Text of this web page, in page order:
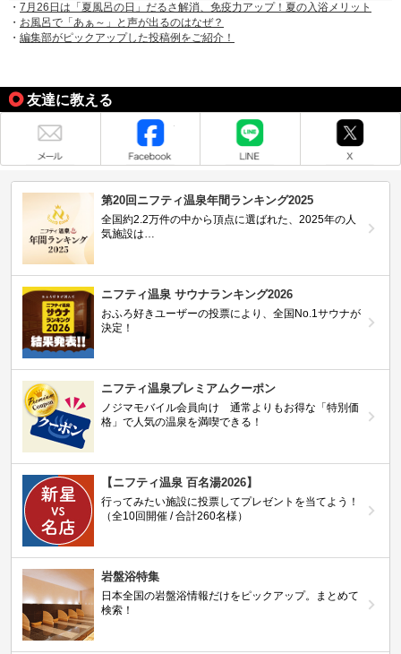
・ 7月26日は「夏風呂の日」だるさ解消、免疫力アップ！夏の入浴メリット
・ お風呂で「あぁ～」と声が出るのはなぜ？
・ 編集部がピックアップした投稿例をご紹介！
友達に教える
第20回ニフティ温泉年間ランキング2025
全国約2.2万件の中から頂点に選ばれた、2025年の人
気施設は…
ニフティ温泉 サウナランキング2026
おふろ好きユーザーの投票により、全国No.1サウナが
決定！
ニフティ温泉プレミアムクーポン
ノジマモバイル会員向け 通常よりもお得な「特別価
格」で人気の温泉を満喫できる！
【ニフティ温泉 百名湯2026】
行ってみたい施設に投票してプレゼントを当てよう！
（全10回開催 / 合計260名様）
岩盤浴特集
日本全国の岩盤浴情報だけをピックアップ。まとめて
検索！